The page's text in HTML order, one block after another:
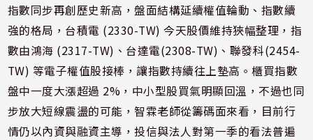
指數同步再創歷史新高，盤面結構延續權值輪動、指數續
強的格局，台積電 (2330-TW) 今天股價維持狹幅整理，指
數由鴻海 (2317-TW)、台達電(2308-TW)、聯發科(2454-
TW) 等電子權值股接棒，讓指數持續往上墊高。櫃買指數
盤中一度大漲超過 2%，中小型股買氣明顯回溫，不過也同
步放大短線震盪的可能，智霖老師從籌碼面來看，目前行
情仍以內資與融資主導，投信與法人對第一季的看法普遍